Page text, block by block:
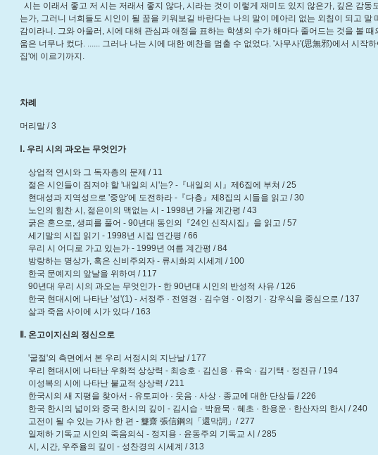
시는 이래서 좋고 저 시는 저래서 좋지 않다, 시라는 것이 이렇게 재미도 있지 않은가, 깊은 감동
는가, 그러니 너희들도 시인이 될 꿈을 키워보길 바란다는 나의 말이 메아리 없는 외침이 되고 말
감이라니. 그와 아울러, 시에 대해 관심과 애정을 표하는 학생의 수가 해마다 줄어드는 것을 볼 때
움은 너무나 컸다. ...... 그러나 나는 시에 대한 예찬을 멈출 수 없었다. '사무사'(思無邪)에서 시작하
집'에 이르기까지.
차례
머리말 / 3
Ⅰ. 우리 시의 과오는 무엇인가
상업적 연시와 그 독자층의 문제 / 11
젊은 시인들이 짐져야 할 '내일의 시'는? -『내일의 시』제6집에 부쳐 / 25
현대성과 지역성으로 '중앙'에 도전하라 -『다층』제8집의 시들을 읽고 / 30
노인의 힘찬 시, 젊은이의 맥없는 시 - 1998년 가을 계간평 / 43
굵은 혼으로, 생피를 풀어 - 90년대 동인의『24인 신작시집』을 읽고 / 57
세기말의 시집 읽기 - 1998년 시집 연간평 / 66
우리 시 어디로 가고 있는가 - 1999년 여름 계간평 / 84
방랑하는 명상가, 혹은 신비주의자 - 류시화의 시세계 / 100
한국 문예지의 앞날을 위하여 / 117
90년대 우리 시의 과오는 무엇인가 - 한 90년대 시인의 반성적 사유 / 126
한국 현대시에 나타난 '성'(1) - 서정주 · 전영경 · 김수영 · 이정기 · 강우식을 중심으로 / 137
삶과 죽음 사이에 시가 있다 / 163
Ⅱ. 온고이지신의 정신으로
'굴절'의 측면에서 본 우리 서정시의 지난날 / 177
우리 현대시에 나타난 우화적 상상력 - 최승호 · 김신용 · 류숙 · 김기택 · 정진규 / 194
이성복의 시에 나타난 불교적 상상력 / 211
한국시의 새 지평을 찾아서 - 유토피아 · 웃음 · 사상 · 종교에 대한 단상들 / 226
한국 한시의 넓이와 중국 한시의 깊이 - 김시습 · 박윤묵 · 혜초 · 한용운 · 한산자의 한시 / 240
고전이 될 수 있는 가사 한 편 - 聾齋 張信鋼의「還막詞」/ 277
일제하 기독교 시인의 죽음의식 - 정지용 · 윤동주의 기독교 시 / 285
시, 시간, 우주율의 깊이 - 성찬경의 시세계 / 313